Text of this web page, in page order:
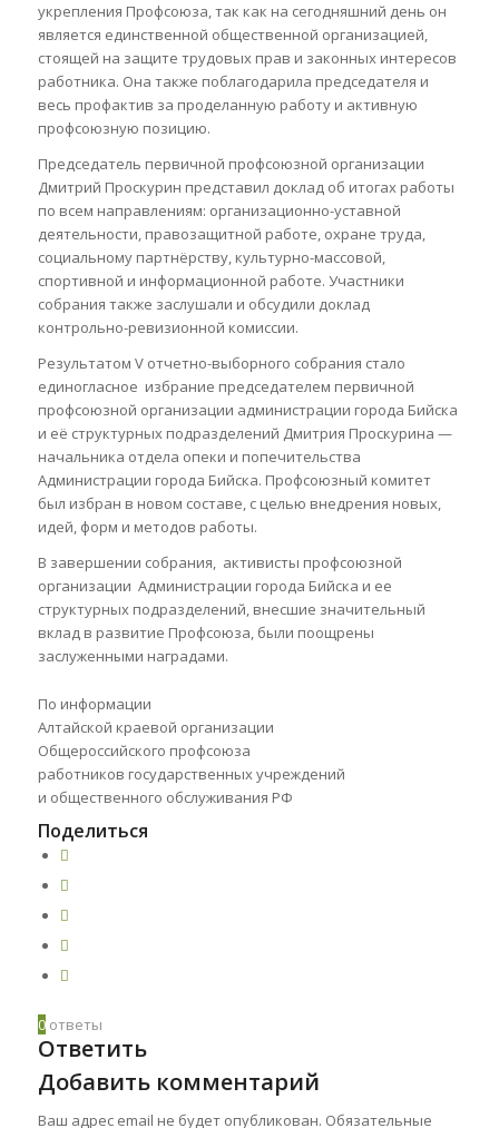
укрепления Профсоюза, так как на сегодняшний день он
является единственной общественной организацией,
стоящей на защите трудовых прав и законных интересов
работника. Она также поблагодарила председателя и
весь профактив за проделанную работу и активную
профсоюзную позицию.
Председатель первичной профсоюзной организации
Дмитрий Проскурин представил доклад об итогах работы
по всем направлениям: организационно-уставной
деятельности, правозащитной работе, охране труда,
социальному партнёрству, культурно-массовой,
спортивной и информационной работе. Участники
собрания также заслушали и обсудили доклад
контрольно-ревизионной комиссии.
Результатом V отчетно-выборного собрания стало
единогласное избрание председателем первичной
профсоюзной организации администрации города Бийска
и её структурных подразделений Дмитрия Проскурина —
начальника отдела опеки и попечительства
Администрации города Бийска. Профсоюзный комитет
был избран в новом составе, с целью внедрения новых,
идей, форм и методов работы.
В завершении собрания, активисты профсоюзной
организации Администрации города Бийска и ее
структурных подразделений, внесшие значительный
вклад в развитие Профсоюза, были поощрены
заслуженными наградами.
По информации
Алтайской краевой организации
Общероссийского профсоюза
работников государственных учреждений
и общественного обслуживания РФ
Поделиться
0 ответы
Ответить
Добавить комментарий
Ваш адрес email не будет опубликован. Обязательные